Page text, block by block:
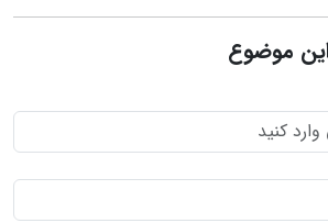
این موضوع